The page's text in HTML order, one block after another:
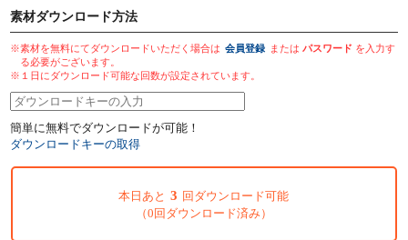
素材ダウンロード方法
※素材を無料にてダウンロードいただく場合は 会員登録 またはパスワード を入力す
る必要がございます。
※１日にダウンロード可能な回数が設定されています。
簡単に無料でダウンロードが可能！
ダウンロードキーの取得
本日あと 3 回ダウンロード可能
（0回ダウンロード済み）